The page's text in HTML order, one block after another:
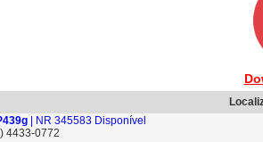
| NR 345583 Disponível
4433-0772